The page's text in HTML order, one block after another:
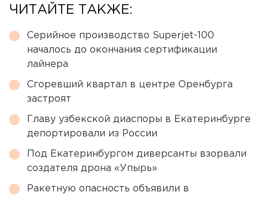
ЧИТАЙТЕ ТАКЖЕ:
Серийное производство Superjet-100
началось до окончания сертификации
лайнера
Сгоревший квартал в центре Оренбурга
застроят
Главу узбекской диаспоры в Екатеринбурге
депортировали из России
Под Екатеринбургом диверсанты взорвали
создателя дрона «Упырь»
Ракетную опасность объявили в